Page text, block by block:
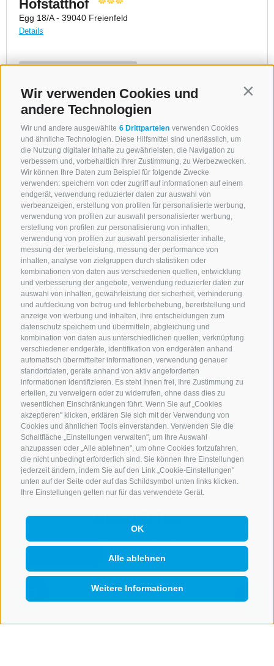
Wir verwenden Cookies und
andere Technologien
Wir und andere ausgewählte 6 Drittparteien verwenden Cookies
und ähnliche Technologien. Diese Hilfsmittel sind unerlässlich, um
die Nutzung digitaler Inhalte zu gewährleisten, die Navigation zu
verbessern und, vorbehaltlich Ihrer Zustimmung, zu Werbezwecken.
Wir können Ihre Daten zum Beispiel für folgende Zwecke
verwenden: speichern von oder zugriff auf informationen auf einem
endgerät, verwendung reduzierter daten zur auswahl von
werbeanzeigen, erstellung von profilen für personalisierte werbung,
verwendung von profilen zur auswahl personalisierter werbung,
erstellung von profilen zur personalisierung von inhalten,
verwendung von profilen zur auswahl personalisierter inhalte,
messung der werbeleistung, messung der performance von
inhalten, analyse von zielgruppen durch statistiken oder
kombinationen von daten aus verschiedenen quellen, entwicklung
und verbesserung der angebote, verwendung reduzierter daten zur
auswahl von inhalten, gewährleistung der sicherheit, verhinderung
und aufdeckung von betrug und fehlerbehebung, bereitstellung und
anzeige von werbung und inhalten, ihre entscheidungen zum
datenschutz speichern und übermitteln, abgleichung und
kombination von daten aus unterschiedlichen quellen, verknüpfung
verschiedener endgeräte, identifikation von endgeräten anhand
automatisch übermittelter informationen, verwendung genauer
standortdaten, geräte anhand von aktiv angeforderten
informationen identifizieren. Es steht Ihnen frei, Ihre Zustimmung zu
erteilen, zu verweigern oder zu widerrufen, ohne dass dies zu
wesentlichen Einschränkungen führt. Wenn Sie auf „Cookies
akzeptieren" klicken, erklären Sie sich mit der Verwendung von
Cookies und ähnlichen Tools einverstanden. Verwenden Sie die
Schaltfläche „Einstellungen verwalten", um Ihre Auswahl
anzupassen oder „Alle ablehnen", um ohne Cookies fortzufahren,
die nicht unbedingt erforderlich sind. Sie können Ihre Einstellungen
jederzeit ändern, indem Sie auf den Link „Cookie-Einstellungen"
unten auf der Seite oder auf das Schildsymbol unten links klicken.
Ihre Einstellungen gelten nur für das verwendete Gerät.
OK
Alle ablehnen
Weitere Informationen
KONTAKTIERE UNS
+39 0472 765 521
info@rosskopf.com
NEWSLETTER
Bleib am Laufenden
QUICKLINKS